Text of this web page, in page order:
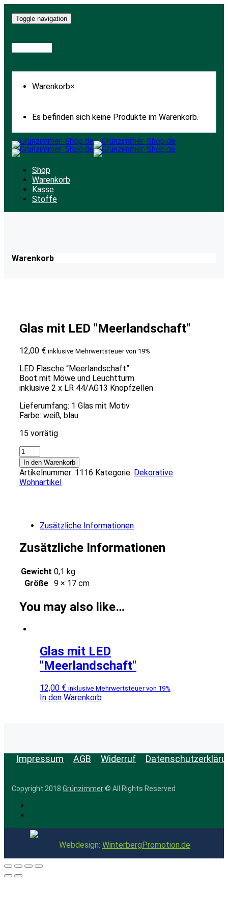
Toggle navigation
Warenkorb×
Es befinden sich keine Produkte im Warenkorb.
Shop
Warenkorb
Kasse
Stoffe
Warenkorb
Glas mit LED "Meerlandschaft"
12,00 € inklusive Mehrwertsteuer von 19%
LED Flasche “Meerlandschaft”
Boot mit Möwe und Leuchtturm
inklusive 2 x LR 44/AG13 Knopfzellen
Lieferumfang: 1 Glas mit Motiv
Farbe: weiß, blau
15 vorrätig
Glas
mit
LED
"Meerlandschaft"
Menge
In den Warenkorb
Artikelnummer: 1116 Kategorie: Dekorative
Wohnartikel
Zusätzliche Informationen
Zusätzliche Informationen
Gewicht 0,1 kg
Größe 9 × 17 cm
You may also like…
Glas mit LED
"Meerlandschaft"
12,00 € inklusive Mehrwertsteuer von 19%
In den Warenkorb
Impressum AGB Widerruf
Copyright 2018 Grünzimmer© All Rights Reserved
Webdesign: WinterbergPromotion.de